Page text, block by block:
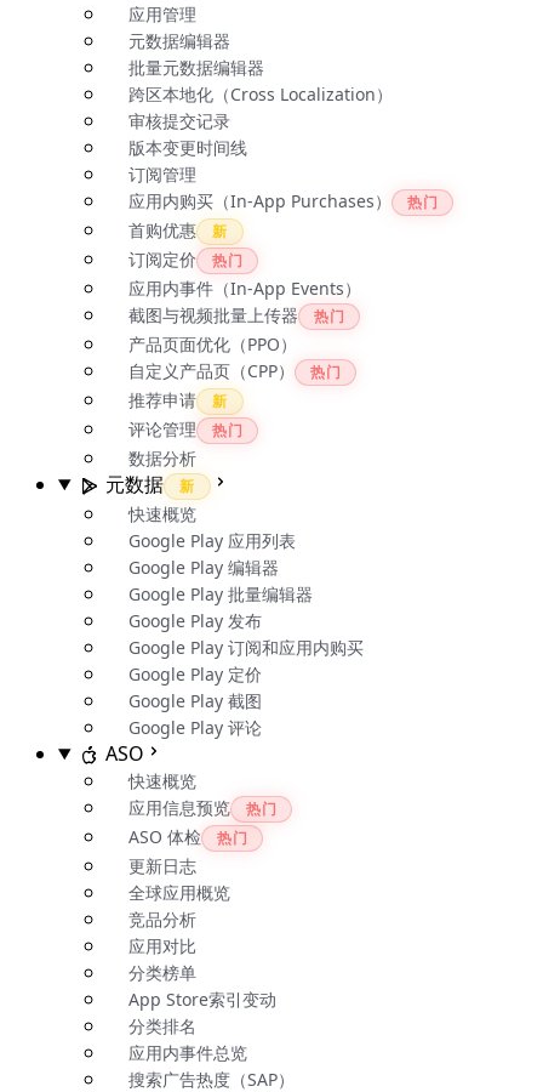
应用管理
元数据编辑器
批量元数据编辑器
跨区本地化（Cross Localization）
审核提交记录
版本变更时间线
订阅管理
应用内购买（In-App Purchases）
热门
首购优惠 新
订阅定价 热门
应用内事件（In-App Events）
截图与视频批量上传器
热门
产品页面优化（PPO）
自定义产品页（CPP）
热门
推荐申请 新
评论管理 热门
数据分析
元数据 新
快速概览
Google Play 应用列表
Google Play 编辑器
Google Play 批量编辑器
Google Play 发布
Google Play 订阅和应用内购买
Google Play 定价
Google Play 截图
Google Play 评论
ASO
快速概览
应用信息预览
热门
ASO 体检 热门
更新日志
全球应用概览
竞品分析
应用对比
分类榜单
App Store索引变动
分类排名
应用内事件总览
搜索广告热度（SAP）